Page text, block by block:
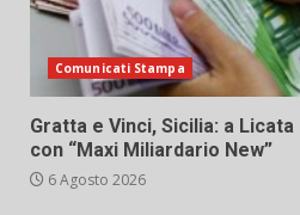
Comunicati Stampa
Gratta e Vinci, Sicilia: a
con “Maxi Miliardario New”
6 Agosto 2026